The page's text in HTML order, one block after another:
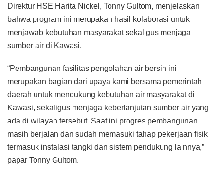
Direktur HSE Harita Nickel, Tonny Gultom, menjelaskan
bahwa program ini merupakan hasil kolaborasi untuk
menjawab kebutuhan masyarakat sekaligus menjaga
sumber air di Kawasi.
“Pembangunan fasilitas pengolahan air bersih ini
merupakan bagian dari upaya kami bersama pemerintah
daerah untuk mendukung kebutuhan air masyarakat di
Kawasi, sekaligus menjaga keberlanjutan sumber air yang
ada di wilayah tersebut. Saat ini progres pembangunan
masih berjalan dan sudah memasuki tahap pekerjaan fisik
termasuk instalasi tangki dan sistem pendukung lainnya,”
papar Tonny Gultom.